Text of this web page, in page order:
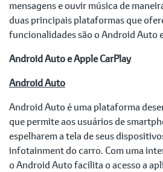
mensagens e ouvir música de
duas principais plataformas que
funcionalidades são o Android Auto
Android Auto e Apple CarPlay
Android Auto
Android Auto é uma plataforma
que permite aos usuários de
espelharem a tela de seus
infotainment do carro. Com uma
o Android Auto facilita o acesso a